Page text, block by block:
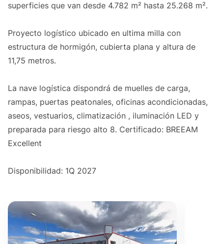
superficies que van desde 4.782 m² hasta 25.268 m².
Proyecto logístico ubicado en ultima milla con
estructura de hormigón, cubierta plana y altura de
11,75 metros.
La nave logística dispondrá de muelles de carga,
rampas, puertas peatonales, oficinas acondicionadas,
aseos, vestuarios, climatización , iluminación LED y
preparada para riesgo alto 8. Certificado: BREEAM
Excellent
Disponibilidad: 1Q 2027